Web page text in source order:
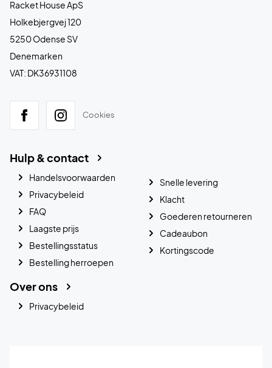
Racket House ApS
Holkebjergvej 120
5250 Odense SV
Denemarken
VAT: DK36931108
Cookies
Hulp & contact
Handelsvoorwaarden
Privacybeleid
FAQ
Laagste prijs
Bestellingsstatus
Bestelling herroepen
Snelle levering
Klacht
Goederen retourneren
Cadeaubon
Kortingscode
Over ons
Privacybeleid